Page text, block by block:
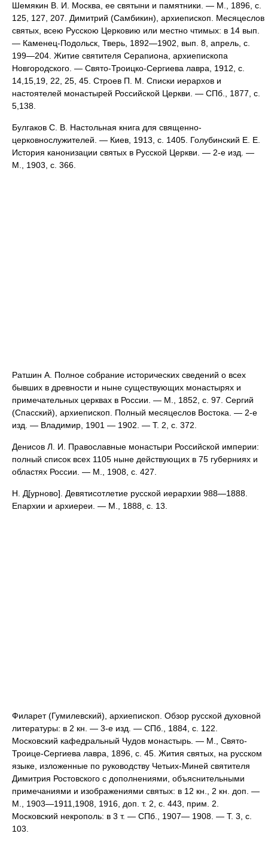
Шемякин В. И. Москва, ее святыни и памятники. — М., 1896, с.
125, 127, 207. Димитрий (Самбикин), архиепископ. Месяцеслов
святых, всею Русскою Церковию или местно чтимых: в 14 вып.
— Каменец-Подольск, Тверь, 1892—1902, вып. 8, апрель, с.
199—204. Житие святителя Серапиона, архиепископа
Новгородского. — Свято-Троицко-Сергиева лавра, 1912, с.
14,15,19, 22, 25, 45. Строев П. М. Списки иерархов и
настоятелей монастырей Российской Церкви. — СПб., 1877, с.
5,138.
Булгаков С. В. Настольная книга для священно-
церковнослужителей. — Киев, 1913, с. 1405. Голубинский Е. Е.
История канонизации святых в Русской Церкви. — 2-е изд. —
М., 1903, с. 366.
Ратшин А. Полное собрание исторических сведений о всех
бывших в древности и ныне существующих монастырях и
примечательных церквах в России. — М., 1852, с. 97. Сергий
(Спасский), архиепископ. Полный месяцеслов Востока. — 2-е
изд. — Владимир, 1901 — 1902. — Т. 2, с. 372.
Денисов Л. И. Православные монастыри Российской империи:
полный список всех 1105 ныне действующих в 75 губерниях и
областях России. — М., 1908, с. 427.
Н. Д[урново]. Девятисотлетие русской иерархии 988—1888.
Епархии и архиереи. — М., 1888, с. 13.
Филарет (Гумилевский), архиепископ. Обзор русской духовной
литературы: в 2 кн. — 3-е изд. — СПб., 1884, с. 122.
Московский кафедральный Чудов монастырь. — М., Свято-
Троице-Сергиева лавра, 1896, с. 45. Жития святых, на русском
языке, изложенные по руководству Четьих-Миней святителя
Димитрия Ростовского с дополнениями, объяснительными
примечаниями и изображениями святых: в 12 кн., 2 кн. доп. —
М., 1903—1911,1908, 1916, доп. т. 2, с. 443, прим. 2.
Московский некрополь: в 3 т. — СПб., 1907— 1908. — Т. 3, с.
103.